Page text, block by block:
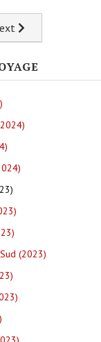
temple sur l'eau
article: Les
(2023)